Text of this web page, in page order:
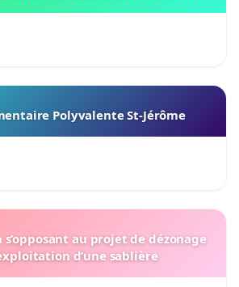
Polyvalente St-Jérôme
s’opposant au projet de dézonage
d’une sablière